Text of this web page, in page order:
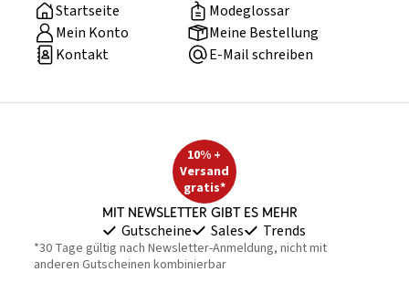
Startseite
Modeglossar
Mein Konto
Meine Bestellung
Kontakt
E-Mail schreiben
10% +
Versand
gratis*
Mit Newsletter gibt es mehr
Gutscheine Sales Trends
*30 Tage gültig nach Newsletter-Anmeldung, nicht mit
anderen Gutscheinen kombinierbar